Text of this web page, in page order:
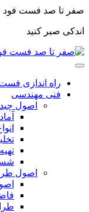
صفر تا صد فست فود
اندکی صبر کنید
راه اندازی
فنی مهندسی
اصول
اصول